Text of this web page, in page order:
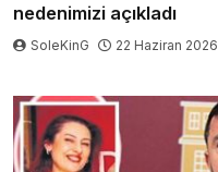
nedenimizi açıkladı
SoleKinG 22 Haziran 2026